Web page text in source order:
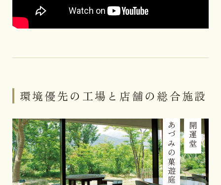
環境優先の工場と店舗の総合施設
開運堂
あづみの菓遊庭